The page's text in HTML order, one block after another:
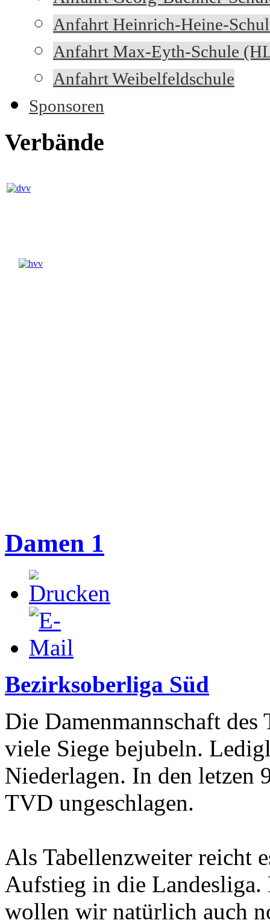
Anfahrt Heinrich-Heine-
Anfahrt Max-Eyth-Schule
Anfahrt Weibelfeldschule
Sponsoren
Verbände
Damen 1
Bezirksoberliga Süd
Die Damenmannschaft
viele Siege bejubeln.
Niederlagen. In den letzen
TVD ungeschlagen.
Als Tabellenzweiter reicht
Aufstieg in die Landesliga.
wollen wir natürlich auch